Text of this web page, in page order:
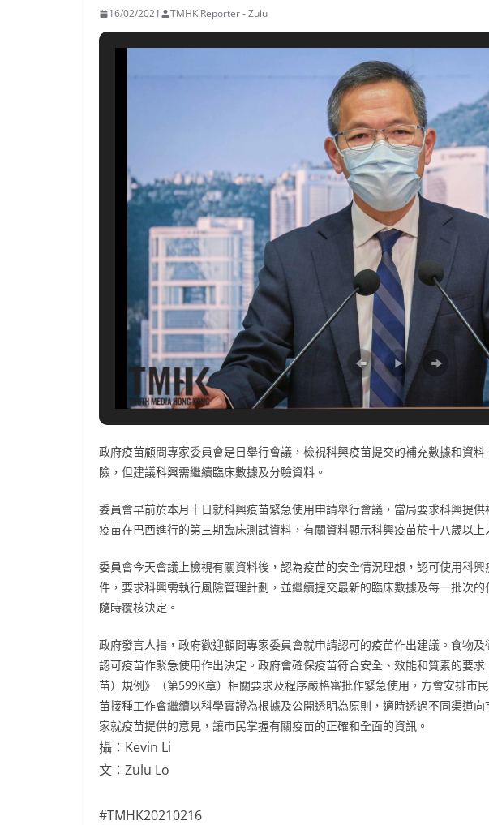
16/02/2021 TMHK Reporter - Zulu
政府疫苗顧問專家委員會是日舉行會議，檢視科興疫苗提交的補充數據和資
險，但建議科興需繼續臨床數據及分驗資料。
委員會早前於本月十日就科興疫苗緊急使用申請舉行會議，當局要求科興提
疫苗在巴西進行的第三期臨床測試資料，有關資料顯示科興疫苗於十八歲以
委員會今天會議上檢視有關資料後，認為疫苗的安全情況理想，認可使用科
件，要求科興需執行風險管理計劃，並繼續提交最新的臨床數據及每一批次
隨時覆核決定。
政府發言人指，政府歡迎顧問專家委員會就申請認可的疫苗作出建議。食物
認可疫苗作緊急使用作出決定。政府會確保疫苗符合安全、效能和質素的要
苗）規例》（第599K章）相關要求及程序嚴格審批作緊急使用，方會安排市
苗接種工作會繼續以科學實證為根據及公開透明為原則，適時透過不同渠道
家就疫苗提供的意見，讓市民掌握有關疫苗的正確和全面的資訊。
攝：Kevin Li
文：Zulu Lo
#TMHK20210216